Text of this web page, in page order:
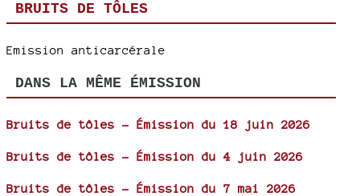
BRUITS DE TÔLES
Emission anticarcérale
DANS LA MÊME ÉMISSION
Bruits de tôles - Émission du 18 juin 2026
Bruits de tôles - Émission du 4 juin 2026
Bruits de tôles - Émission du 7 mai 2026